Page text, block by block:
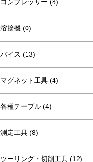
コンプレッサー (8)
溶接機 (0)
バイス (13)
マグネット工具 (4)
各種テーブル (4)
測定工具 (8)
ツーリング・切削工具 (12)